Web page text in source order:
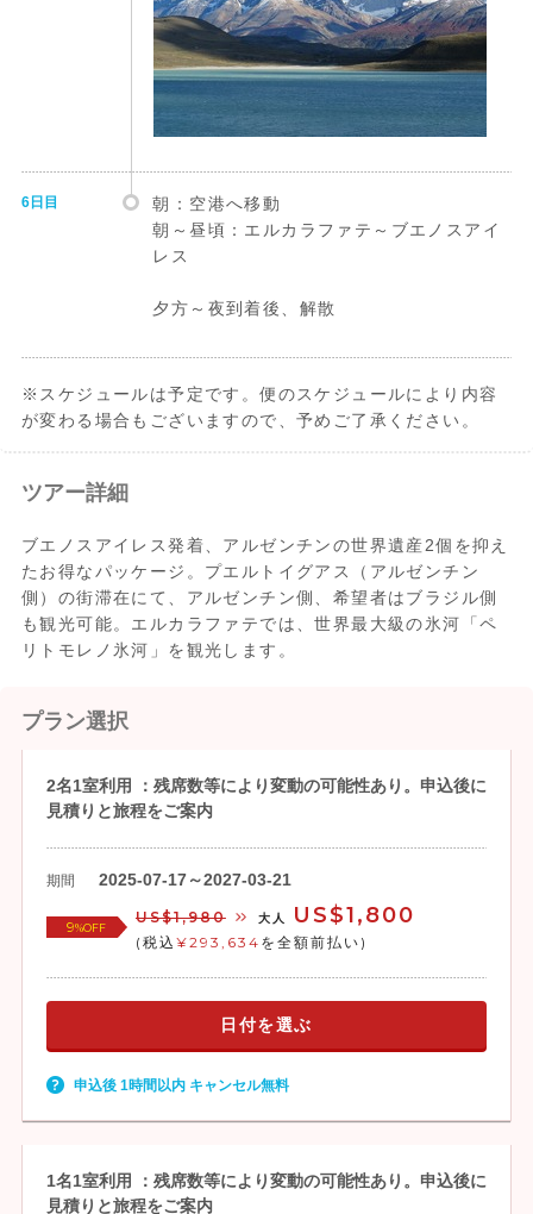
6日目
朝：空港へ移動
朝～昼頃：エルカラファテ～ブエノスアイ
レス
夕方～夜到着後、解散
※スケジュールは予定です。便のスケジュールにより内容
が変わる場合もございますので、予めご了承ください。
ツアー詳細
ブエノスアイレス発着、アルゼンチンの世界遺産2個を抑え
たお得なパッケージ。プエルトイグアス（アルゼンチン
側）の街滞在にて、アルゼンチン側、希望者はブラジル側
も観光可能。エルカラファテでは、世界最大級の氷河「ペ
リトモレノ氷河」を観光します。
プラン選択
2名1室利用 ：残席数等により変動の可能性あり。申込後に
見積りと旅程をご案内
期間 2025-07-17～2027-03-21
9%OFF
US$1,980 大人 US$1,800
(税込 ¥293,634 を全額前払い)
日付を選ぶ
申込後 1時間以内 キャンセル無料
1名1室利用 ：残席数等により変動の可能性あり。申込後に
見積りと旅程をご案内